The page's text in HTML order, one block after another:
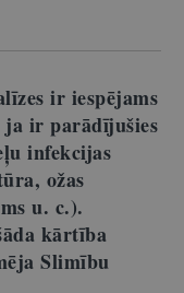
ir iespējams
ir parādījušies
infekcijas
ožas
u. c.).
kārtība
Slimību